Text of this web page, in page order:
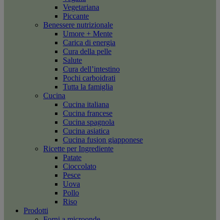
Vegetariana
Piccante
Benessere nutrizionale
Umore + Mente
Carica di energia
Cura della pelle
Salute
Cura dell’intestino
Pochi carboidrati
Tutta la famiglia
Cucina
Cucina italiana
Cucina francese
Cucina spagnola
Cucina asiatica
Cucina fusion giapponese
Ricette per Ingrediente
Patate
Cioccolato
Pesce
Uova
Pollo
Riso
Prodotti